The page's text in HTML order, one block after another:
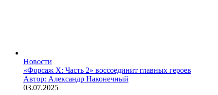
Новости
«Форсаж X: Часть 2» воссоединит главных героев
Автор: Александр Наконечный
03.07.2025